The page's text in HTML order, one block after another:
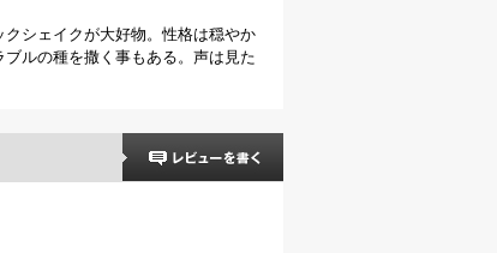
シェイクが大好物。性格は穏やか
ルの種を撒く事もある。声は見た